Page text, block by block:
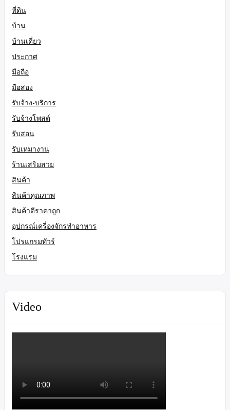
ที่ดิน
บ้าน
บ้านเดี่ยว
ประกาศ
มือถือ
มือสอง
รับจ้าง-บริการ
รับจ้างโพสต์
รับสอน
รับเหมางาน
ร้านเสริมสวย
สินค้า
สินค้าคุณภาพ
สินค้าดีราคาถูก
อุปกรณ์เครื่องจักรทำอาหาร
โปรแกรมทัวร์
โรงแรม
Video